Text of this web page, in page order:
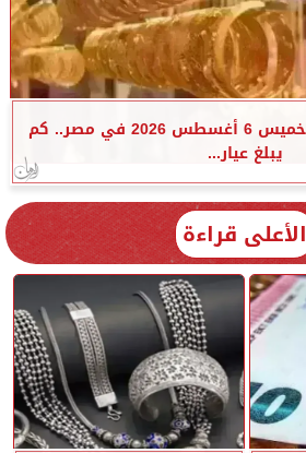
أسعار الذهب اليوم الخميس 6 أغسطس 2026 في مصر.. كم
يبلغ عيار...
الأعلى قراءة